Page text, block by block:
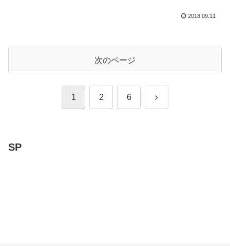
2018.09.11
次のページ
1 2 6 次
SP